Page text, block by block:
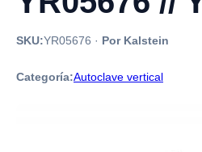
SKU:YR05676 · Por Kalstein
Categoría:Autoclave vertical